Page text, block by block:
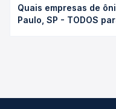
disponíveis e vê a
desejada.
TODOS para Paracatu,
303,65 e varia
Quais empresas de
Paulo, SP - TODOS